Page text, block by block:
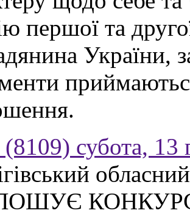
першої та
України,
субота, 13